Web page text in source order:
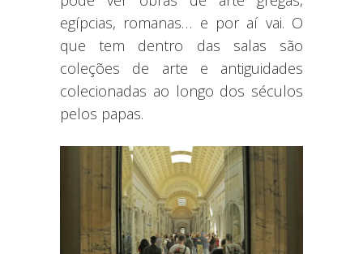
egípcias, romanas… e por aí vai. O
que tem dentro das salas são
coleções de arte e antiguidades
colecionadas ao longo dos séculos
pelos papas.